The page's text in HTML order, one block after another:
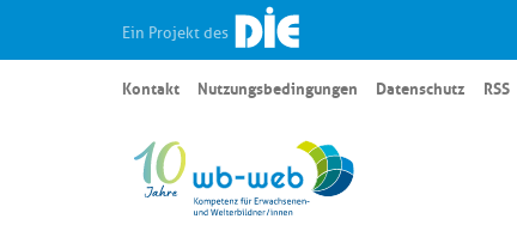
Ein Projekt des
Kontakt Nutzungsbedingungen Datenschutz RSS